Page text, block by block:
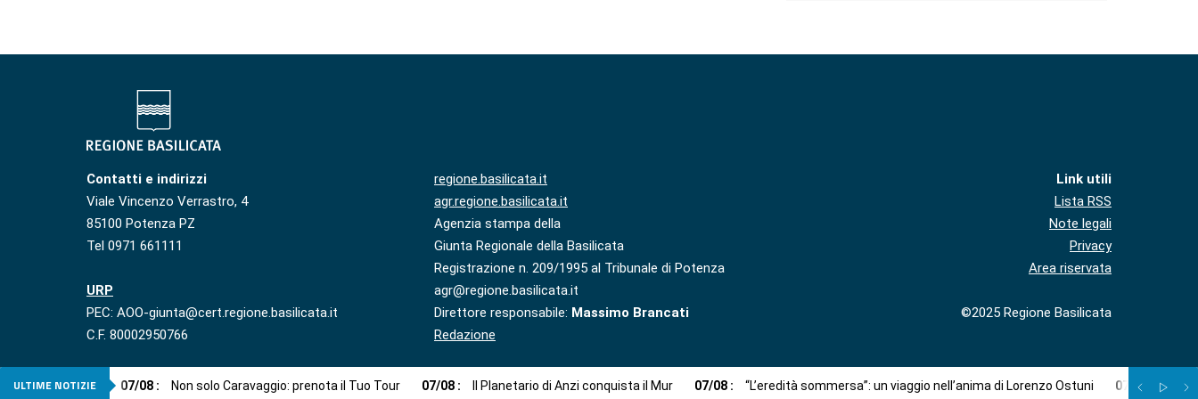
Contatti e indirizzi
Viale Vincenzo Verrastro, 4
85100 Potenza PZ
Tel 0971 661111
URP
PEC: AOO-giunta@cert.regione.basilicata.it
C.F. 80002950766
regione.basilicata.it
agr.regione.basilicata.it
Agenzia stampa della
Giunta Regionale della Basilicata
Registrazione n. 209/1995 al Tribunale di Potenza
agr@regione.basilicata.it
Direttore responsabile: Massimo Brancati
Redazione
Link utili
Lista RSS
Note legali
Privacy
Area riservata
©2025 Regione Basilicata
ULTIME NOTIZIE 07/08 : Non solo Caravaggio: prenota il Tuo Tour 07/08 : Il Planetario di Anzi conquista il Mur 07/08 : “L’eredità sommersa”: un viaggio nell’anima di Lorenzo Ostuni 07 08 Più